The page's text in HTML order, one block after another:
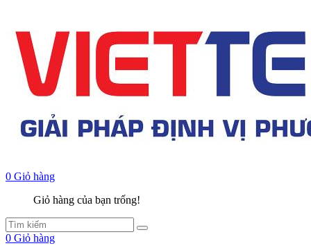
0 Giỏ hàng
Giỏ hàng của bạn trống!
0 Giỏ hàng